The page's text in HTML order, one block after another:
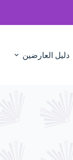
دليل العارضين